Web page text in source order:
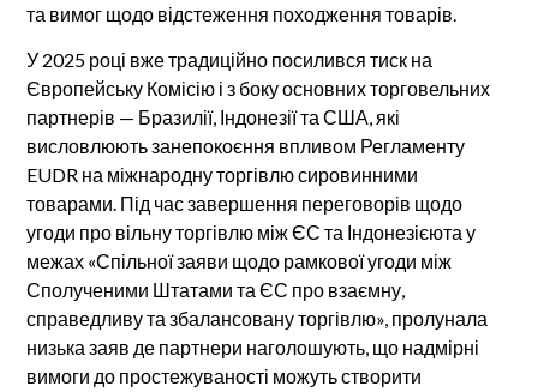
та вимог щодо відстеження походження товарів.
У 2025 році вже традиційно посилився тиск на
Європейську Комісію і з боку основних торговельних
партнерів — Бразилії, Індонезії та США, які
висловлюють занепокоєння впливом Регламенту
EUDR на міжнародну торгівлю сировинними
товарами. Під час завершення переговорів щодо
угоди про вільну торгівлю між ЄС та Індонезієюта у
межах «Спільної заяви щодо рамкової угоди між
Сполученими Штатами та ЄС про взаємну,
справедливу та збалансовану торгівлю», пролунала
низька заяв де партнери наголошують, що надмірні
вимоги до простежуваності можуть створити